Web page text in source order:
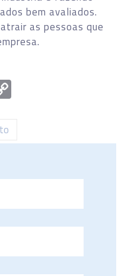
bem avaliados.
as pessoas que